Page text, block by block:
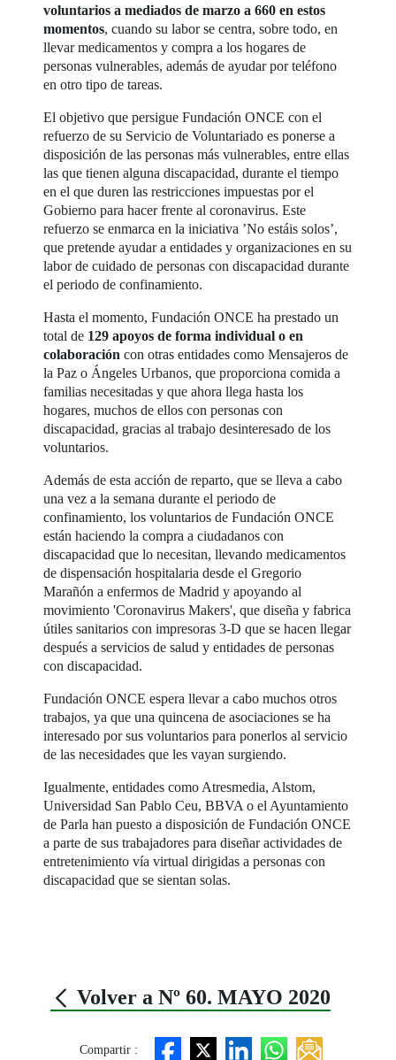
voluntarios a mediados de marzo a 660 en estos
momentos, cuando su labor se centra, sobre todo, en
llevar medicamentos y compra a los hogares de
personas vulnerables, además de ayudar por teléfono
en otro tipo de tareas.
El objetivo que persigue Fundación ONCE con el
refuerzo de su Servicio de Voluntariado es ponerse a
disposición de las personas más vulnerables, entre ellas
las que tienen alguna discapacidad, durante el tiempo
en el que duren las restricciones impuestas por el
Gobierno para hacer frente al coronavirus. Este
refuerzo se enmarca en la iniciativa ’No estáis solos’,
que pretende ayudar a entidades y organizaciones en su
labor de cuidado de personas con discapacidad durante
el periodo de confinamiento.
Hasta el momento, Fundación ONCE ha prestado un
total de 129 apoyos de forma individual o en
colaboración con otras entidades como Mensajeros de
la Paz o Ángeles Urbanos, que proporciona comida a
familias necesitadas y que ahora llega hasta los
hogares, muchos de ellos con personas con
discapacidad, gracias al trabajo desinteresado de los
voluntarios.
Además de esta acción de reparto, que se lleva a cabo
una vez a la semana durante el periodo de
confinamiento, los voluntarios de Fundación ONCE
están haciendo la compra a ciudadanos con
discapacidad que lo necesitan, llevando medicamentos
de dispensación hospitalaria desde el Gregorio
Marañón a enfermos de Madrid y apoyando al
movimiento 'Coronavirus Makers', que diseña y fabrica
útiles sanitarios con impresoras 3-D que se hacen llegar
después a servicios de salud y entidades de personas
con discapacidad.
Fundación ONCE espera llevar a cabo muchos otros
trabajos, ya que una quincena de asociaciones se ha
interesado por sus voluntarios para ponerlos al servicio
de las necesidades que les vayan surgiendo.
Igualmente, entidades como Atresmedia, Alstom,
Universidad San Pablo Ceu, BBVA o el Ayuntamiento
de Parla han puesto a disposición de Fundación ONCE
a parte de sus trabajadores para diseñar actividades de
entretenimiento vía virtual dirigidas a personas con
discapacidad que se sientan solas.
Volver a Nº 60. MAYO 2020
Compartir :